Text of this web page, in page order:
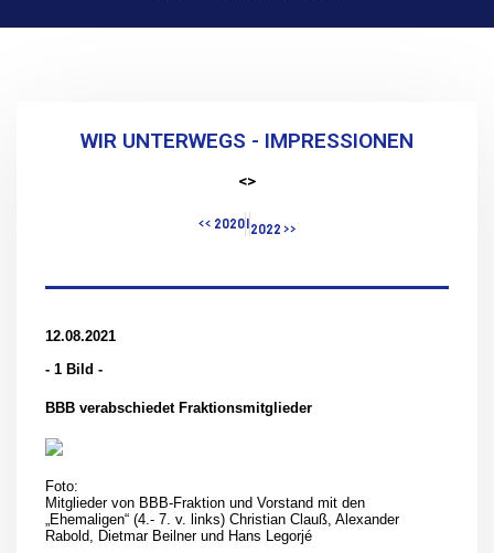
WIR UNTERWEGS - IMPRESSIONEN
<>
<< 2020|2022 >>
12.08.2021
- 1 Bild -
BBB verabschiedet Fraktionsmitglieder
Foto:
Mitglieder von BBB-Fraktion und Vorstand mit den
„Ehemaligen“ (4.- 7. v. links) Christian Clauß, Alexander
Rabold, Dietmar Beilner und Hans Legorjé